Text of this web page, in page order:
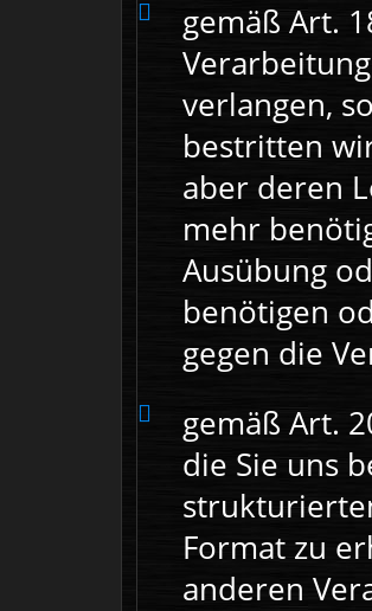
gemäß Art.
verlangen,
bestritten
aber deren
mehr
Ausübung
benötigen
gegen die
gemäß Art.
die Sie uns
Format zu
anderen